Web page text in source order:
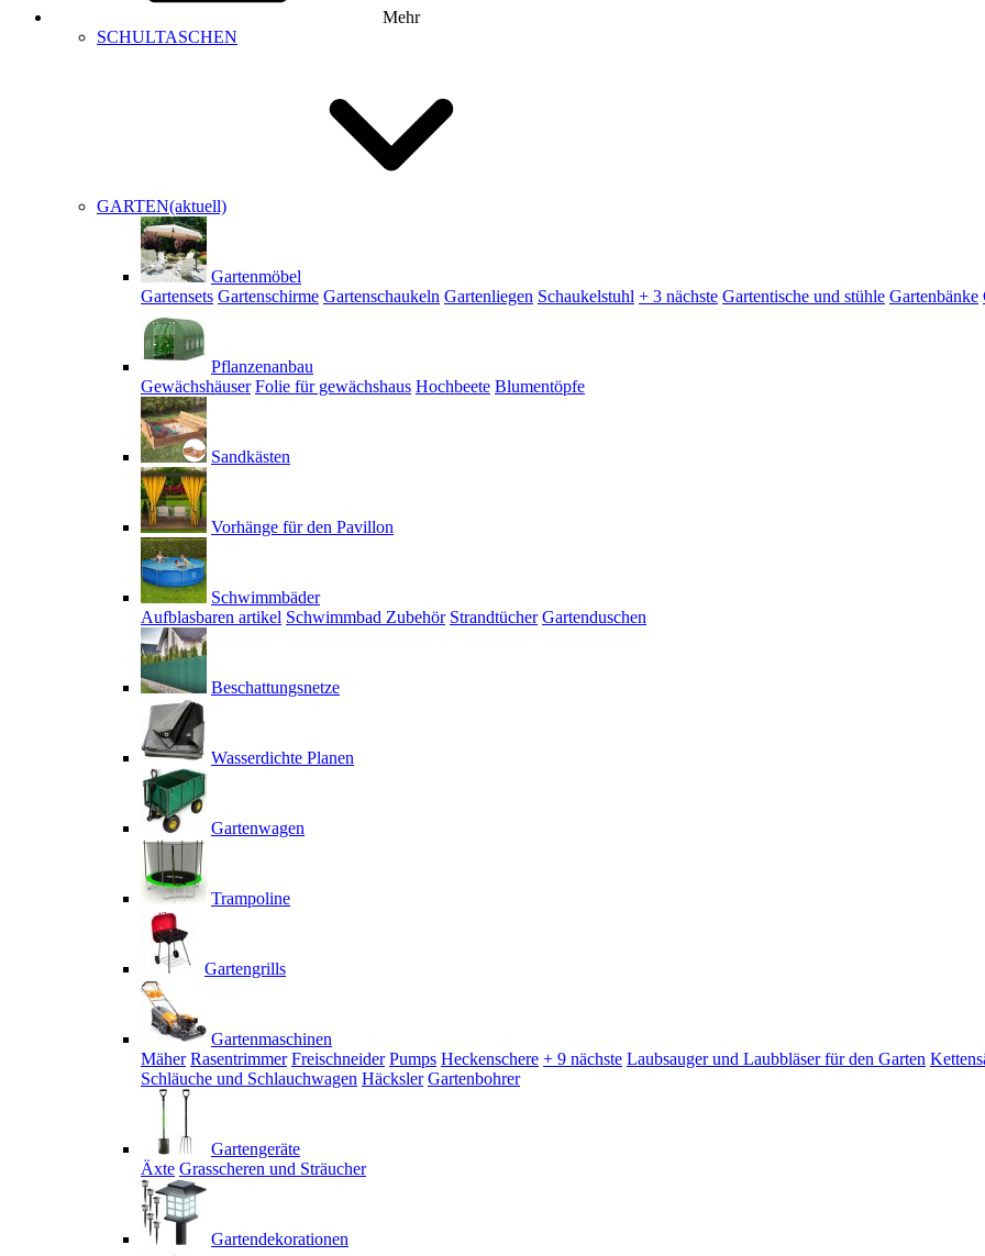
Mehr
SCHULTASCHEN
GARTEN(aktuell)
Gartenmöbel
Gartensets Gartenschirme Gartenschaukeln Gartenliegen Schaukelstuhl + 3 nächste Gartentische und stühle Gartenbänke
Pflanzenanbau
Gewächshäuser Folie für gewächshaus Hochbeete Blumentöpfe
Sandkästen
Vorhänge für den Pavillon
Schwimmbäder
Aufblasbaren artikel Schwimmbad Zubehör Strandtücher Gartenduschen
Beschattungsnetze
Wasserdichte Planen
Gartenwagen
Trampoline
Gartengrills
Gartenmaschinen
Mäher Rasentrimmer Freischneider Pumps Heckenschere + 9 nächste Laubsauger und Laubbläser für den Garten
Schläuche und Schlauchwagen Häcksler Gartenbohrer
Gartengeräte
Äxte Grasscheren und Sträucher
Gartendekorationen